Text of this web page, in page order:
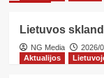
Lietuvos
NG Media
2026/
Aktualijos